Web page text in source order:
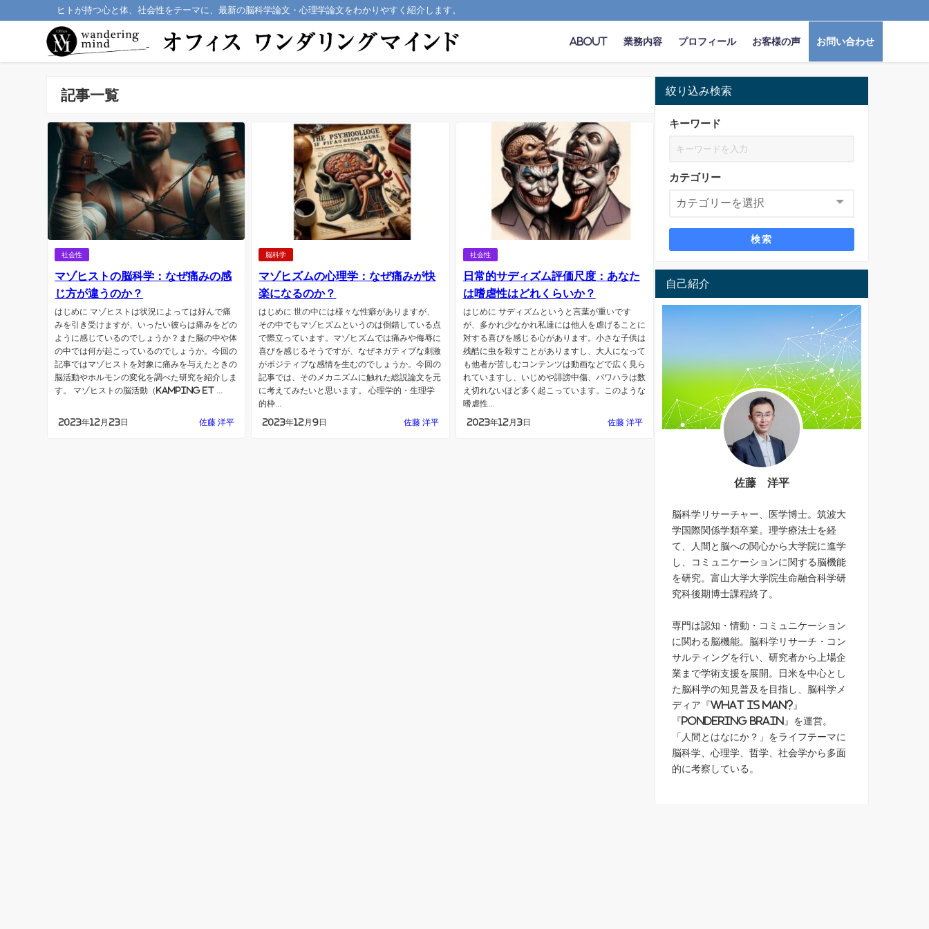
ヒトが持つ心と体、社会性をテーマに、最新の脳科学論文・心理学論文をわかりやすく紹介します。
About 業務内容 プロフィール お客様の声 お問い合わせ
記事一覧
社会性
マゾヒストの脳科学：なぜ痛みの感
じ方が違うのか？
はじめに マゾヒストは状況によっては好んで痛
みを引き受けますが、いったい彼らは痛みをどの
ように感じているのでしょうか？また脳の中や体
の中では何が起こっているのでしょうか。今回の
記事ではマゾヒストを対象に痛みを与えたときの
脳活動やホルモンの変化を調べた研究を紹介しま
す。 マゾヒストの脳活動（Kamping et ...
2023年12月23日 佐藤 洋平
脳科学
マゾヒズムの心理学：なぜ痛みが快
楽になるのか？
はじめに 世の中には様々な性癖がありますが、
その中でもマゾヒズムというのは倒錯している点
で際立っています。マゾヒズムでは痛みや侮辱に
喜びを感じるそうですが、なぜネガティブな刺激
がポジティブな感情を生むのでしょうか。今回の
記事では、そのメカニズムに触れた総説論文を元
に考えてみたいと思います。 心理学的・生理学
的枠...
2023年12月9日 佐藤 洋平
社会性
日常的サディズム評価尺度：あなた
は嗜虐性はどれくらいか？
はじめに サディズムというと言葉が重いです
が、多かれ少なかれ私達には他人を虐げることに
対する喜びを感じる心があります。小さな子供は
残酷に虫を殺すことがありますし、大人になって
も他者が苦しむコンテンツは動画などで広く見ら
れていますし、いじめや誹謗中傷、パワハラは数
え切れないほど多く起こっています。このような
嗜虐性...
2023年12月3日 佐藤 洋平
絞り込み検索
キーワード
カテゴリー
検索
自己紹介
佐藤 洋平
脳科学リサーチャー、医学博士。筑波大
学国際関係学類卒業。理学療法士を経
て、人間と脳への関心から大学院に進学
し、コミュニケーションに関する脳機能
を研究。富山大学大学院生命融合科学研
究科後期博士課程終了。
専門は認知・情動・コミュニケーション
に関わる脳機能。脳科学リサーチ・コン
サルティングを行い、研究者から上場企
業まで学術支援を展開。日米を中心とし
た脳科学の知見普及を目指し、脳科学メ
ディア『What is Man?』
『Pondering Brain』を運営。
「人間とはなにか？」をライフテーマに
脳科学、心理学、哲学、社会学から多面
的に考察している。